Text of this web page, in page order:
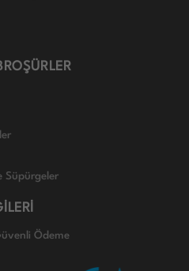
Süpürgeler
Ödeme